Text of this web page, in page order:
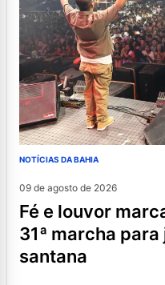
NOTÍCIAS DA BAHIA
09 de agosto de 2026
fé e louvor marcam encerramento da
31ª marcha
santana